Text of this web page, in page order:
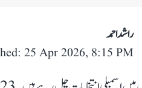
راشد احمد
25 Apr 2026, 8:15 PM